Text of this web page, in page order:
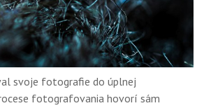
svoje fotografie do úplnej
fotografovania hovorí sám